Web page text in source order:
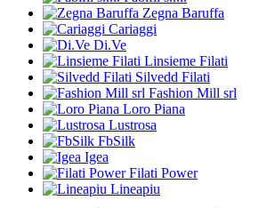
Zegna Baruffa
Cariaggi
Di.Ve
Linsieme Filati
Silvedd Filati
Fashion Mill srl
Loro Piana
Lustrosa
FbSilk
Igea
Filati Power
Lineapiu